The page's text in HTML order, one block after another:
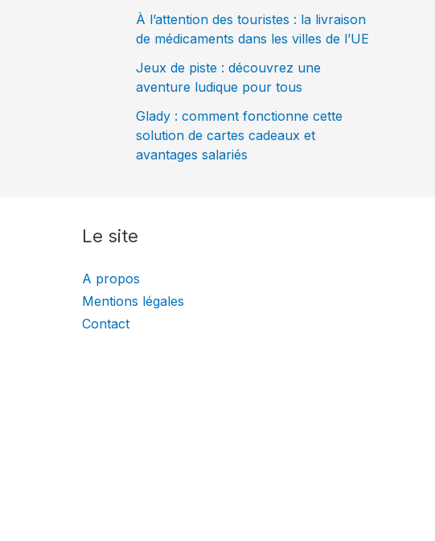
À l’attention des touristes : la livraison
de médicaments dans les villes de l’UE
Jeux de piste : découvrez une
aventure ludique pour tous
Glady : comment fonctionne cette
solution de cartes cadeaux et
avantages salariés
Le site
A propos
Mentions légales
Contact